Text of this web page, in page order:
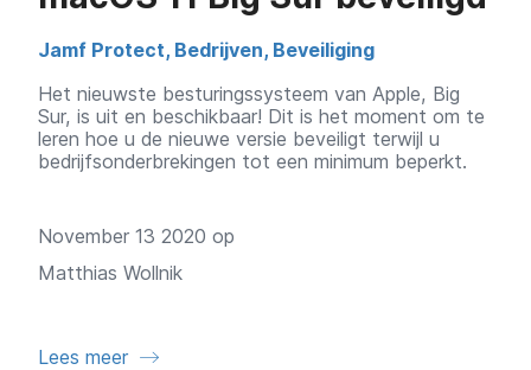
Jamf Protect, Bedrijven, Beveiliging
Het nieuwste besturingssysteem van Apple, Big
Sur, is uit en beschikbaar! Dit is het moment om te
leren hoe u de nieuwe versie beveiligt terwijl u
bedrijfsonderbrekingen tot een minimum beperkt.
Lees meer
November 13 2020 op
Matthias Wollnik